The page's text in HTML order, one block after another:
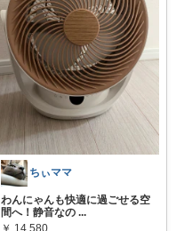
ちぃママ
わんにゃんも快適に過ごせる空
間へ！静音なの ...